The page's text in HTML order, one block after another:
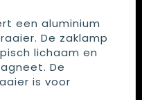
een aluminium
De zaklamp
lichaam en
De
is voor